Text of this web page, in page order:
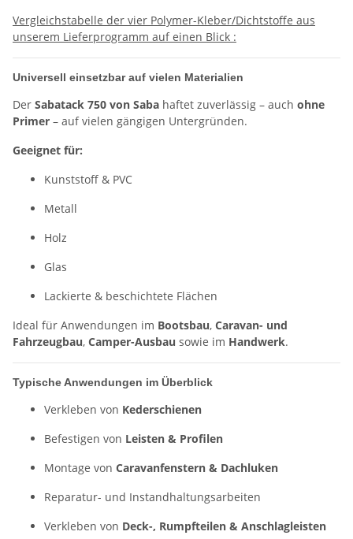
Vergleichstabelle der vier Polymer-Kleber/Dichtstoffe aus
unserem Lieferprogramm auf einen Blick :
Universell einsetzbar auf vielen Materialien
Der Sabatack 750 von Saba haftet zuverlässig – auch ohne
Primer – auf vielen gängigen Untergründen.
Geeignet für:
Kunststoff & PVC
Metall
Holz
Glas
Lackierte & beschichtete Flächen
Ideal für Anwendungen im Bootsbau, Caravan- und
Fahrzeugbau, Camper-Ausbau sowie im Handwerk.
Typische Anwendungen im Überblick
Verkleben von Kederschienen
Befestigen von Leisten & Profilen
Montage von Caravanfenstern & Dachluken
Reparatur- und Instandhaltungsarbeiten
Verkleben von Deck-, Rumpfteilen & Anschlagleisten